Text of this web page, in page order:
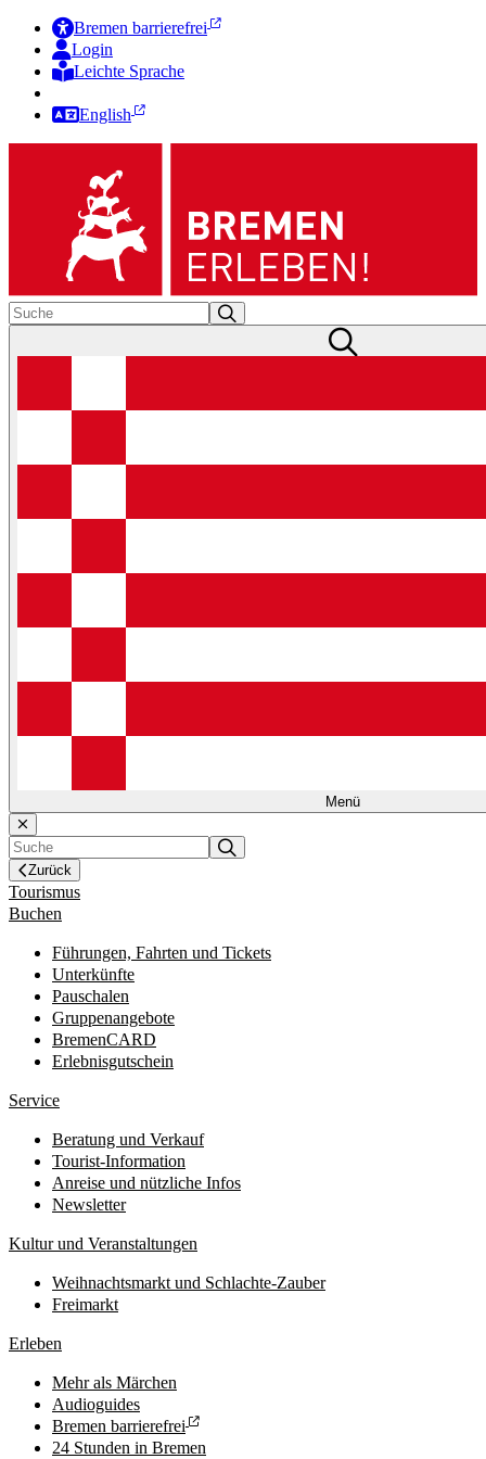
Bremen barrierefrei
Login
Leichte Sprache
English
Menü
Zurück
Tourismus
Buchen
Führungen, Fahrten und Tickets
Unterkünfte
Pauschalen
Gruppenangebote
BremenCARD
Erlebnisgutschein
Service
Beratung und Verkauf
Tourist-Information
Anreise und nützliche Infos
Newsletter
Kultur und Veranstaltungen
Weihnachtsmarkt und Schlachte-Zauber
Freimarkt
Erleben
Mehr als Märchen
Audioguides
Bremen barrierefrei
24 Stunden in Bremen